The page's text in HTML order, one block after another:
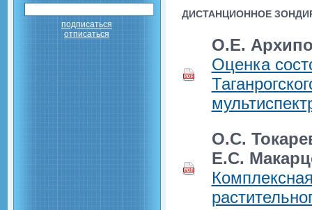
подписаться
отписаться
ДИСТАНЦИОННОЕ
О.Е.
Оценка
О.С.
Е.С.